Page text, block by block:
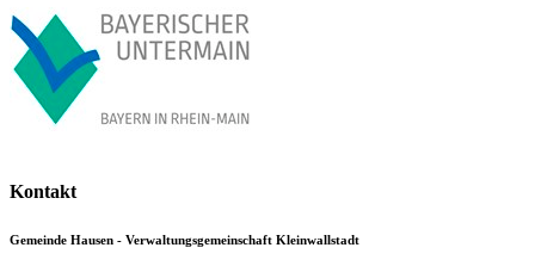
Kontakt
Gemeinde Hausen - Verwaltungsgemeinschaft Kleinwallstadt